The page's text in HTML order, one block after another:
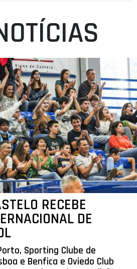
RECEBE
DE
Sporting Clube de
e Benfica e Oviedo Club